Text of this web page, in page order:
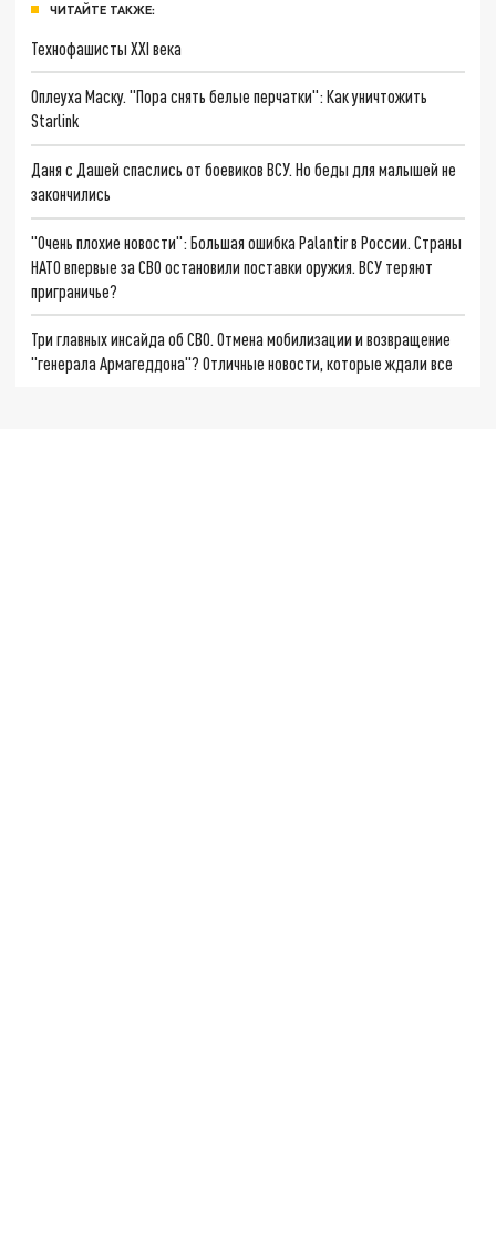
ЧИТАЙТЕ ТАКЖЕ:
Технофашисты XXI века
Оплеуха Маску. "Пора снять белые перчатки": Как уничтожить
Starlink
Даня с Дашей спаслись от боевиков ВСУ. Но беды для малышей не
закончились
"Очень плохие новости": Большая ошибка Palantir в России. Страны
НАТО впервые за СВО остановили поставки оружия. ВСУ теряют
приграничье?
Три главных инсайда об СВО. Отмена мобилизации и возвращение
"генерала Армагеддона"? Отличные новости, которые ждали все